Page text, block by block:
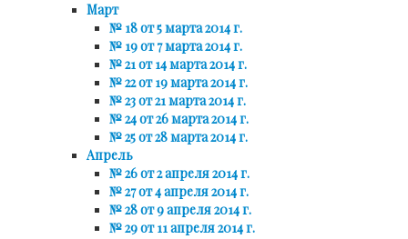
Март
№ 18 от 5 марта 2014 г.
№ 19 от 7 марта 2014 г.
№ 21 от 14 марта 2014 г.
№ 22 от 19 марта 2014 г.
№ 23 от 21 марта 2014 г.
№ 24 от 26 марта 2014 г.
№ 25 от 28 марта 2014 г.
Апрель
№ 26 от 2 апреля 2014 г.
№ 27 от 4 апреля 2014 г.
№ 28 от 9 апреля 2014 г.
№ 29 от 11 апреля 2014 г.